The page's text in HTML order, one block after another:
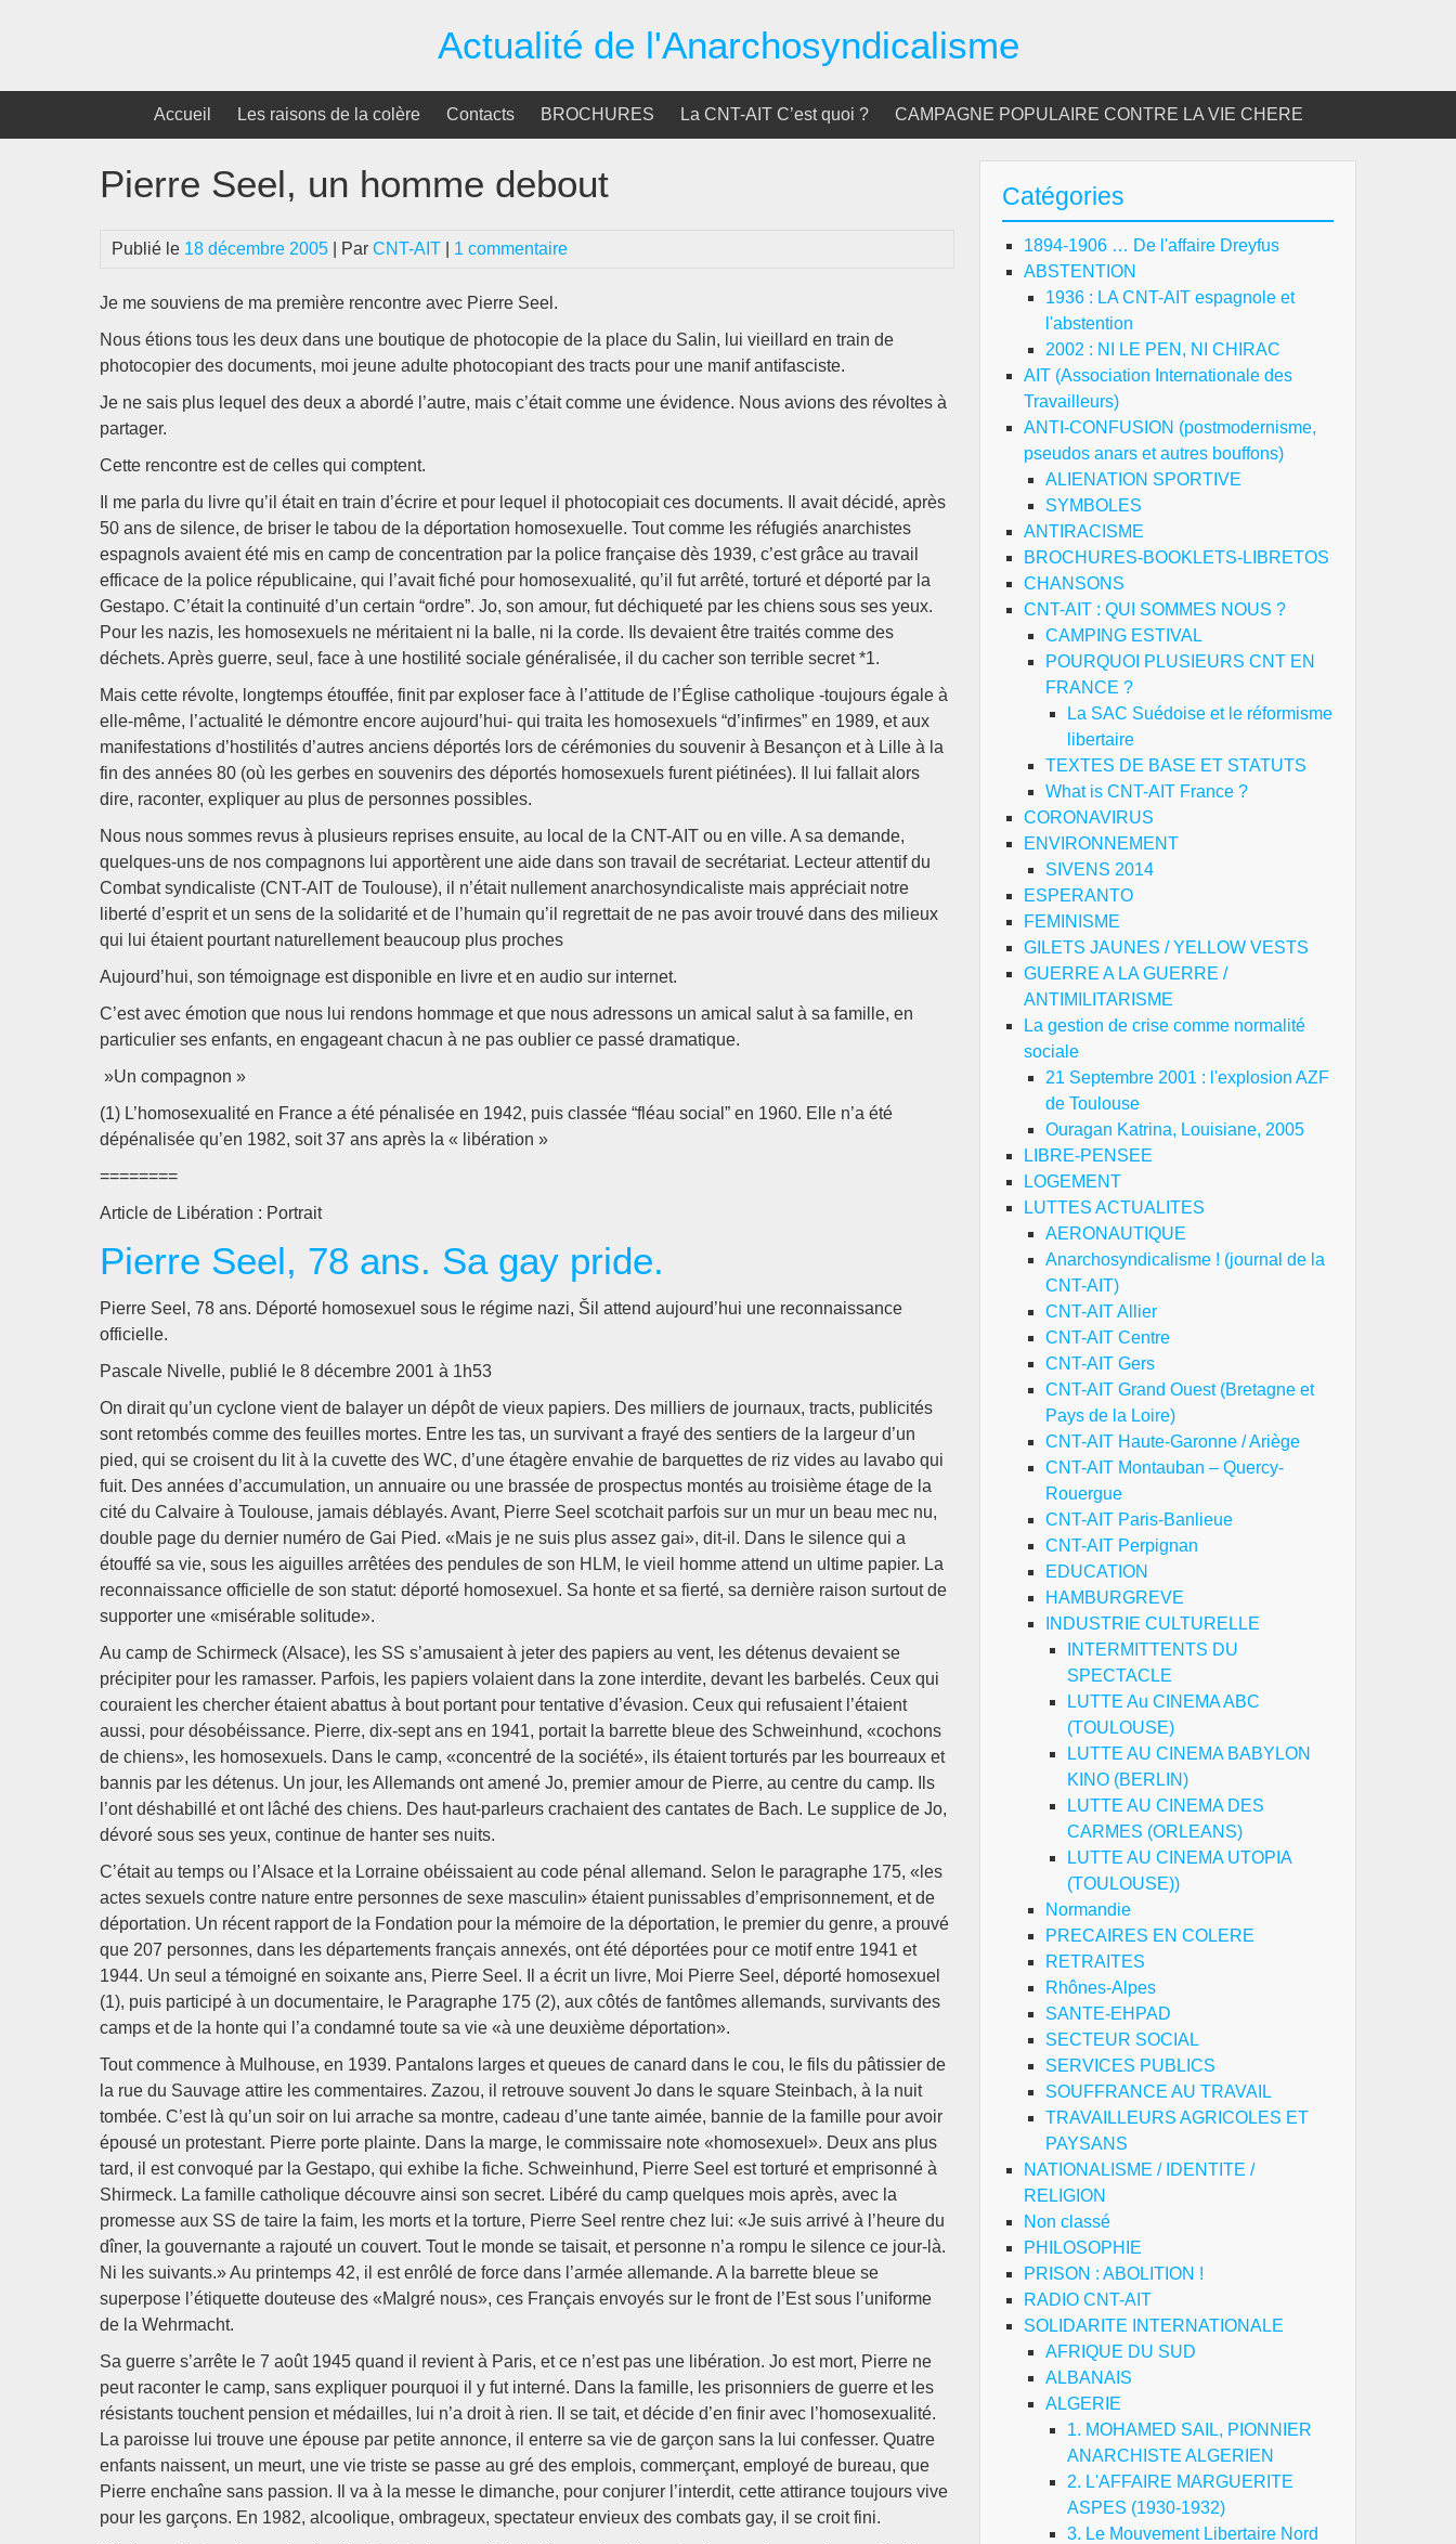
Actualité de l'Anarchosyndicalisme
Accueil Les raisons de la colère Contacts BROCHURES La CNT-AIT C’est quoi ? CAMPAGNE POPULAIRE CONTRE LA VIE CHERE
Pierre Seel, un homme debout
Publié le 18 décembre 2005 | Par CNT-AIT 1 commentaire
Je me souviens de ma première rencontre avec Pierre Seel.
Nous étions tous les deux dans une boutique de photocopie de la place du Salin, lui vieillard en train de
photocopier des documents, moi jeune adulte photocopiant des tracts pour une manif antifasciste.
Je ne sais plus lequel des deux a abordé l’autre, mais c’était comme une évidence. Nous avions des révoltes à
partager.
Cette rencontre est de celles qui comptent.
Il me parla du livre qu’il était en train d’écrire et pour lequel il photocopiait ces documents. Il avait décidé, après
50 ans de silence, de briser le tabou de la déportation homosexuelle. Tout comme les réfugiés anarchistes
espagnols avaient été mis en camp de concentration par la police française dès 1939, c’est grâce au travail
efficace de la police républicaine, qui l’avait fiché pour homosexualité, qu’il fut arrêté, torturé et déporté par la
Gestapo. C’était la continuité d’un certain “ordre”. Jo, son amour, fut déchiqueté par les chiens sous ses yeux.
Pour les nazis, les homosexuels ne méritaient ni la balle, ni la corde. Ils devaient être traités comme des
déchets. Après guerre, seul, face à une hostilité sociale généralisée, il du cacher son terrible secret *1.
Mais cette révolte, longtemps étouffée, finit par exploser face à l’attitude de l’Église catholique -toujours égale à
elle-même, l’actualité le démontre encore aujourd’hui- qui traita les homosexuels “d’infirmes” en 1989, et aux
manifestations d’hostilités d’autres anciens déportés lors de cérémonies du souvenir à Besançon et à Lille à la
fin des années 80 (où les gerbes en souvenirs des déportés homosexuels furent piétinées). Il lui fallait alors
dire, raconter, expliquer au plus de personnes possibles.
Nous nous sommes revus à plusieurs reprises ensuite, au local de la CNT-AIT ou en ville. A sa demande,
quelques-uns de nos compagnons lui apportèrent une aide dans son travail de secrétariat. Lecteur attentif du
Combat syndicaliste (CNT-AIT de Toulouse), il n’était nullement anarchosyndicaliste mais appréciait notre
liberté d’esprit et un sens de la solidarité et de l’humain qu’il regrettait de ne pas avoir trouvé dans des milieux
qui lui étaient pourtant naturellement beaucoup plus proches
Aujourd’hui, son témoignage est disponible en livre et en audio sur internet.
C’est avec émotion que nous lui rendons hommage et que nous adressons un amical salut à sa famille, en
particulier ses enfants, en engageant chacun à ne pas oublier ce passé dramatique.
»Un compagnon »
(1) L’homosexualité en France a été pénalisée en 1942, puis classée “fléau social” en 1960. Elle n’a été
dépénalisée qu’en 1982, soit 37 ans après la « libération »
========
Article de Libération : Portrait
Pierre Seel, 78 ans. Sa gay pride.
Pierre Seel, 78 ans. Déporté homosexuel sous le régime nazi, Šil attend aujourd’hui une reconnaissance
officielle.
Pascale Nivelle, publié le 8 décembre 2001 à 1h53
On dirait qu’un cyclone vient de balayer un dépôt de vieux papiers. Des milliers de journaux, tracts, publicités
sont retombés comme des feuilles mortes. Entre les tas, un survivant a frayé des sentiers de la largeur d’un
pied, qui se croisent du lit à la cuvette des WC, d’une étagère envahie de barquettes de riz vides au lavabo qui
fuit. Des années d’accumulation, un annuaire ou une brassée de prospectus montés au troisième étage de la
cité du Calvaire à Toulouse, jamais déblayés. Avant, Pierre Seel scotchait parfois sur un mur un beau mec nu,
double page du dernier numéro de Gai Pied. «Mais je ne suis plus assez gai», dit-il. Dans le silence qui a
étouffé sa vie, sous les aiguilles arrêtées des pendules de son HLM, le vieil homme attend un ultime papier. La
reconnaissance officielle de son statut: déporté homosexuel. Sa honte et sa fierté, sa dernière raison surtout de
supporter une «misérable solitude».
Au camp de Schirmeck (Alsace), les SS s’amusaient à jeter des papiers au vent, les détenus devaient se
précipiter pour les ramasser. Parfois, les papiers volaient dans la zone interdite, devant les barbelés. Ceux qui
couraient les chercher étaient abattus à bout portant pour tentative d’évasion. Ceux qui refusaient l’étaient
aussi, pour désobéissance. Pierre, dix-sept ans en 1941, portait la barrette bleue des Schweinhund, «cochons
de chiens», les homosexuels. Dans le camp, «concentré de la société», ils étaient torturés par les bourreaux et
bannis par les détenus. Un jour, les Allemands ont amené Jo, premier amour de Pierre, au centre du camp. Ils
l’ont déshabillé et ont lâché des chiens. Des haut-parleurs crachaient des cantates de Bach. Le supplice de Jo,
dévoré sous ses yeux, continue de hanter ses nuits.
C’était au temps ou l’Alsace et la Lorraine obéissaient au code pénal allemand. Selon le paragraphe 175, «les
actes sexuels contre nature entre personnes de sexe masculin» étaient punissables d’emprisonnement, et de
déportation. Un récent rapport de la Fondation pour la mémoire de la déportation, le premier du genre, a prouvé
que 207 personnes, dans les départements français annexés, ont été déportées pour ce motif entre 1941 et
1944. Un seul a témoigné en soixante ans, Pierre Seel. Il a écrit un livre, Moi Pierre Seel, déporté homosexuel
(1), puis participé à un documentaire, le Paragraphe 175 (2), aux côtés de fantômes allemands, survivants des
camps et de la honte qui l’a condamné toute sa vie «à une deuxième déportation».
Tout commence à Mulhouse, en 1939. Pantalons larges et queues de canard dans le cou, le fils du pâtissier de
la rue du Sauvage attire les commentaires. Zazou, il retrouve souvent Jo dans le square Steinbach, à la nuit
tombée. C’est là qu’un soir on lui arrache sa montre, cadeau d’une tante aimée, bannie de la famille pour avoir
épousé un protestant. Pierre porte plainte. Dans la marge, le commissaire note «homosexuel». Deux ans plus
tard, il est convoqué par la Gestapo, qui exhibe la fiche. Schweinhund, Pierre Seel est torturé et emprisonné à
Shirmeck. La famille catholique découvre ainsi son secret. Libéré du camp quelques mois après, avec la
promesse aux SS de taire la faim, les morts et la torture, Pierre Seel rentre chez lui: «Je suis arrivé à l’heure du
dîner, la gouvernante a rajouté un couvert. Tout le monde se taisait, et personne n’a rompu le silence ce jour-là.
Ni les suivants.» Au printemps 42, il est enrôlé de force dans l’armée allemande. A la barrette bleue se
superpose l’étiquette douteuse des «Malgré nous», ces Français envoyés sur le front de l’Est sous l’uniforme
de la Wehrmacht.
Sa guerre s’arrête le 7 août 1945 quand il revient à Paris, et ce n’est pas une libération. Jo est mort, Pierre ne
peut raconter le camp, sans expliquer pourquoi il y fut interné. Dans la famille, les prisonniers de guerre et les
résistants touchent pension et médailles, lui n’a droit à rien. Il se tait, et décide d’en finir avec l’homosexualité.
La paroisse lui trouve une épouse par petite annonce, il enterre sa vie de garçon sans la lui confesser. Quatre
enfants naissent, un meurt, une vie triste se passe au gré des emplois, commerçant, employé de bureau, que
Pierre enchaîne sans passion. Il va à la messe le dimanche, pour conjurer l’interdit, cette attirance toujours vive
pour les garçons. En 1982, alcoolique, ombrageux, spectateur envieux des combats gay, il se croit fini.
Catégories
1894-1906 … De l'affaire Dreyfus
ABSTENTION
1936 : LA CNT-AIT espagnole et
l'abstention
2002 : NI LE PEN, NI CHIRAC
AIT (Association Internationale des
Travailleurs)
ANTI-CONFUSION (postmodernisme,
pseudos anars et autres bouffons)
ALIENATION SPORTIVE
SYMBOLES
ANTIRACISME
BROCHURES-BOOKLETS-LIBRETOS
CHANSONS
CNT-AIT : QUI SOMMES NOUS ?
CAMPING ESTIVAL
POURQUOI PLUSIEURS CNT EN
FRANCE ?
La SAC Suédoise et le réformisme
libertaire
TEXTES DE BASE ET STATUTS
What is CNT-AIT France ?
CORONAVIRUS
ENVIRONNEMENT
SIVENS 2014
ESPERANTO
FEMINISME
GILETS JAUNES / YELLOW VESTS
GUERRE A LA GUERRE /
ANTIMILITARISME
La gestion de crise comme normalité
sociale
21 Septembre 2001 : l'explosion AZF
de Toulouse
Ouragan Katrina, Louisiane, 2005
LIBRE-PENSEE
LOGEMENT
LUTTES ACTUALITES
AERONAUTIQUE
Anarchosyndicalisme ! (journal de la
CNT-AIT)
CNT-AIT Allier
CNT-AIT Centre
CNT-AIT Gers
CNT-AIT Grand Ouest (Bretagne et
Pays de la Loire)
CNT-AIT Haute-Garonne / Ariège
CNT-AIT Montauban – Quercy-
Rouergue
CNT-AIT Paris-Banlieue
CNT-AIT Perpignan
EDUCATION
HAMBURGREVE
INDUSTRIE CULTURELLE
INTERMITTENTS DU
SPECTACLE
LUTTE Au CINEMA ABC
(TOULOUSE)
LUTTE AU CINEMA BABYLON
KINO (BERLIN)
LUTTE AU CINEMA DES
CARMES (ORLEANS)
LUTTE AU CINEMA UTOPIA
(TOULOUSE))
Normandie
PRECAIRES EN COLERE
RETRAITES
Rhônes-Alpes
SANTE-EHPAD
SECTEUR SOCIAL
SERVICES PUBLICS
SOUFFRANCE AU TRAVAIL
TRAVAILLEURS AGRICOLES ET
PAYSANS
NATIONALISME / IDENTITE /
RELIGION
Non classé
PHILOSOPHIE
PRISON : ABOLITION !
RADIO CNT-AIT
SOLIDARITE INTERNATIONALE
AFRIQUE DU SUD
ALBANAIS
ALGERIE
1. MOHAMED SAIL, PIONNIER
ANARCHISTE ALGERIEN
2. L'AFFAIRE MARGUERITE
ASPES (1930-1932)
3. Le Mouvement Libertaire Nord